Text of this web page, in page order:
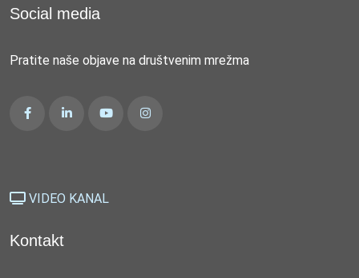
Social media
Pratite naše objave na društvenim mrežma
VIDEO KANAL
Kontakt